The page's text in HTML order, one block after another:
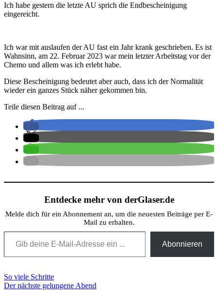
Ich habe gestern die letzte AU sprich die Endbescheinigung
eingereicht.
Ich war mit auslaufen der AU fast ein Jahr krank geschrieben. Es ist
Wahnsinn, am 22. Februar 2023 war mein letzter Arbeitstag vor der
Chemo und allem was ich erlebt habe.
Diese Bescheinigung bedeutet aber auch, dass ich der Normalität
wieder ein ganzes Stück näher gekommen bin.
Teile diesen Beitrag auf ...
Entdecke mehr von derGlaser.de
Melde dich für ein Abonnement an, um die neuesten Beiträge per E-
Mail zu erhalten.
Gib deine E-Mail-Adresse ein ...
Abonnieren
Beitragsnavigation
So viele Schritte
Der nächste gelungene Abend